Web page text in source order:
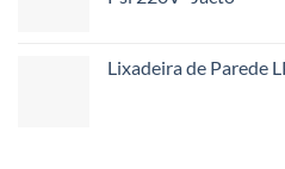
Lixadeira de Parede